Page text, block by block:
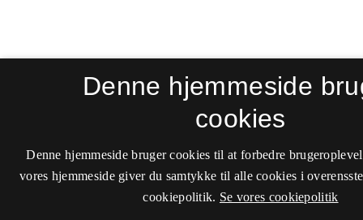
Denne hjemmeside
cookies
Denne hjemmeside bruger cookies til at forbedre
vores hjemmeside giver du samtykke til alle cookies i
cookiepolitik. Se vores cookiepolitik